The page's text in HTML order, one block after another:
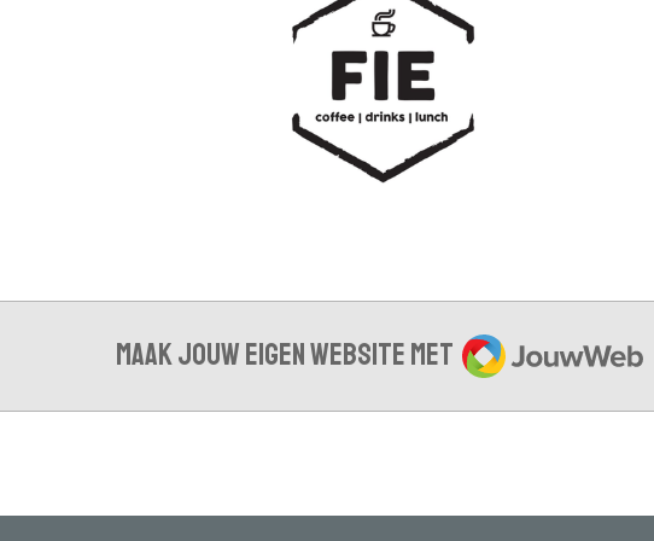
Maak jouw eigen website met JouwWeb